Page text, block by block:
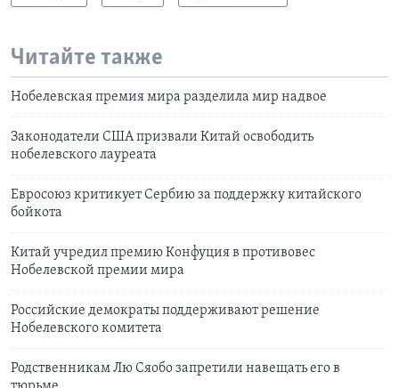
Читайте также
Нобелевская премия мира разделила мир надвое
Законодатели США призвали Китай освободить
нобелевского лауреата
Евросоюз критикует Сербию за поддержку китайского
бойкота
Китай учредил премию Конфуция в противовес
Нобелевской премии мира
Российские демократы поддерживают решение
Нобелевского комитета
Родственникам Лю Сяобо запретили навещать его в